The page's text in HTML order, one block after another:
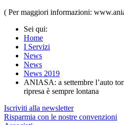
( Per maggiori informazioni:
Sei qui:
Home
I Servizi
News
News
News 2019
ANIASA: a settembre l’auto
ripresa è sempre lontana
Iscriviti alla newsletter
Risparmia con le nostre convenzioni